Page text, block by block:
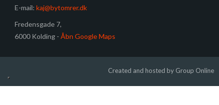
E-mail: kaj@bytomrer.dk
Fredensgade 7,
6000 Kolding - Åbn Google Maps
Created and hosted by Group Online